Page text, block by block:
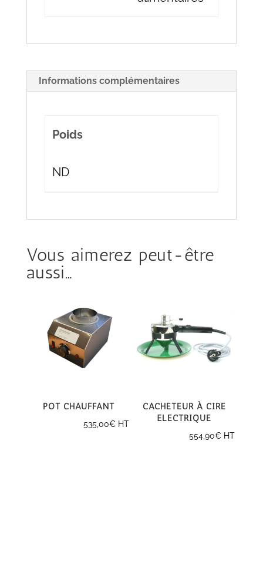
Informations complémentaires
Poids
ND
Vous aimerez peut-être
aussi…
Pot Chauffant
535,00€ HT
Cacheteur à cire
électrique
554,90€ HT